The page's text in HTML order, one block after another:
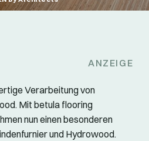
ANZEIGE
Verarbeitung von
Mit betula flooring
nun einen besonderen
und Hydrowood.